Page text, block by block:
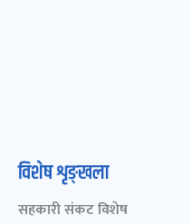
विशेष शृङ्खला
सहकारी संकट विशेष